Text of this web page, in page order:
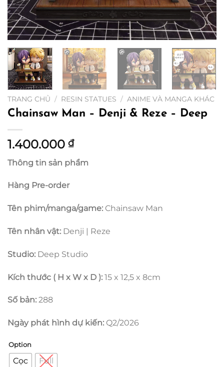
TRANG CHỦ / RESIN STATUES / ANIME VÀ MANGA KHÁC
Chainsaw Man – Denji & Reze – Deep
1.400.000 ₫
Thông tin sản phẩm
Hàng Pre-order
Tên phim/manga/game: Chainsaw Man
Tên nhân vật: Denji | Reze
Studio: Deep Studio
Kích thước ( H x W x D ): 15 x 12,5 x 8cm
Số bản: 288
Ngày phát hình dự kiến: Q2/2026
Option
Cọc Full